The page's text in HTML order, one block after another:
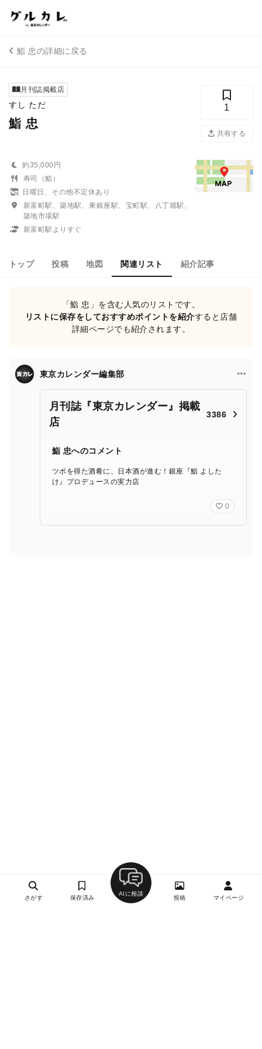
鮨 忠の詳細に戻る
月刊誌掲載店
すし ただ
鮨 忠
1
共有する
約35,000円
寿司（鮨）
日曜日、その他不定休あり
新富町駅、築地駅、東銀座駅、宝町駅、八丁堀駅、
築地市場駅
新富町駅よりすぐ
トップ 投稿 地図 関連リスト 紹介記事
「鮨 忠」を含む人気のリストです。
リストに保存をしておすすめポイントを紹介すると店舗
詳細ページでも紹介されます。
東京カレンダー編集部
月刊誌『東京カレンダー』掲載
店
3386
鮨 忠へのコメント
ツボを得た酒肴に、日本酒が進む！銀座『鮨 よした
け』プロデュースの実力店
0
さがす 保存済み
AIに相談
投稿 マイページ